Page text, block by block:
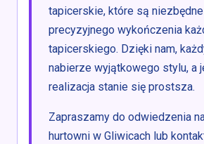
tapicerskie, które są
precyzyjnego wykończenia
tapicerskiego. Dzięki nam,
nabierze wyjątkowego stylu, a
realizacja stanie się prostsza.
Zapraszamy do odwiedzenia
hurtowni w Gliwicach lub